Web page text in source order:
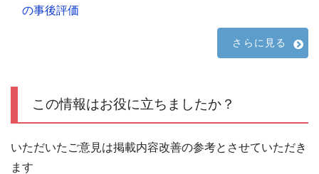
の事後評価
さらに見る
この情報はお役に立ちましたか？
いただいたご意見は掲載内容改善の参考とさせていただき
ます